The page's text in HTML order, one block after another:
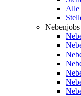
Alle